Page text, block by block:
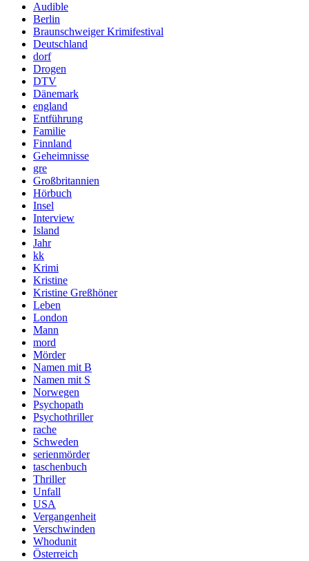
Audible
Berlin
Braunschweiger Krimifestival
Deutschland
dorf
Drogen
DTV
Dänemark
england
Entführung
Familie
Finnland
Geheimnisse
gre
Großbritannien
Hörbuch
Insel
Interview
Island
Jahr
kk
Krimi
Kristine
Kristine Greßhöner
Leben
London
Mann
mord
Mörder
Namen mit B
Namen mit S
Norwegen
Psychopath
Psychothriller
rache
Schweden
serienmörder
taschenbuch
Thriller
Unfall
USA
Vergangenheit
Verschwinden
Whodunit
Österreich